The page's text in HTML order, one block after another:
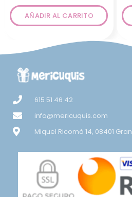
AÑADIR AL CARRITO
615 51 46 42
info@mericuquis.com
Miquel Ricomà 14, 08401